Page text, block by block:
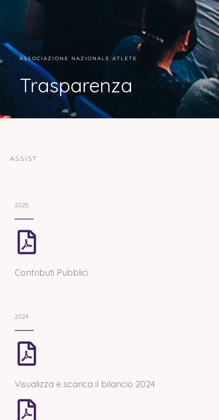
ASSOCIAZIONE NAZIONALE ATLETE
Trasparenza
ASSIST
2025
Contributi Pubblici​
2024
Visualizza e scarica il bilancio 2024